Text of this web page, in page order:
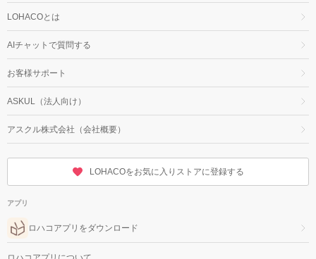
LOHACOとは
AIチャットで質問する
お客様サポート
ASKUL（法人向け）
アスクル株式会社（会社概要）
LOHACOをお気に入りストアに登録する
アプリ
ロハコアプリをダウンロード